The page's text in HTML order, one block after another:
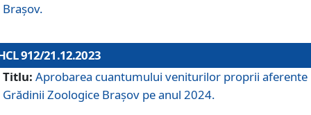
Brașov.
912/21.12.2023
Titlu: Aprobarea cuantumului veniturilor proprii aferente
Grădinii Zoologice Braşov pe anul 2024.